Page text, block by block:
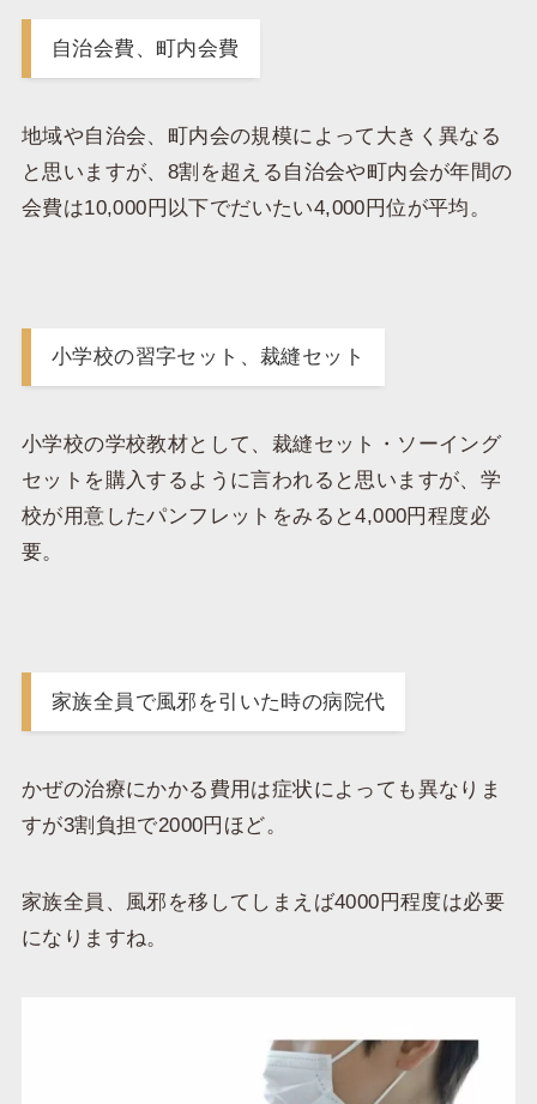
自治会費、町内会費
地域や自治会、町内会の規模によって大きく異なる
と思いますが、8割を超える自治会や町内会が年間の
会費は10,000円以下でだいたい4,000円位が平均。
小学校の習字セット、裁縫セット
小学校の学校教材として、裁縫セット・ソーイング
セットを購入するように言われると思いますが、学
校が用意したパンフレットをみると4,000円程度必
要。
家族全員で風邪を引いた時の病院代
かぜの治療にかかる費用は症状によっても異なりま
すが3割負担で2000円ほど。
家族全員、風邪を移してしまえば4000円程度は必要
になりますね。